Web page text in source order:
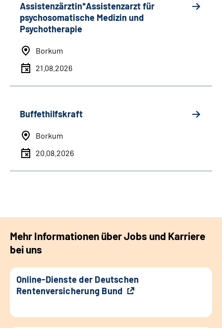
Assistenzärztin*Assistenzarzt für
psychosomatische Medizin und
Psychotherapie
Borkum
21.08.2026
Buffethilfskraft
Borkum
20.08.2026
Mehr Informationen über Jobs und Karriere
bei uns
Online-Dienste der Deutschen
Rentenversicherung Bund